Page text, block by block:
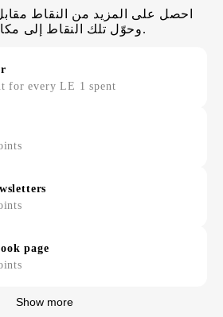
احصل على المزيد من النقاط
وحوّل تلك النقاط إلى مكافآت رائعة.
for every LE 1 spent
page
Show more